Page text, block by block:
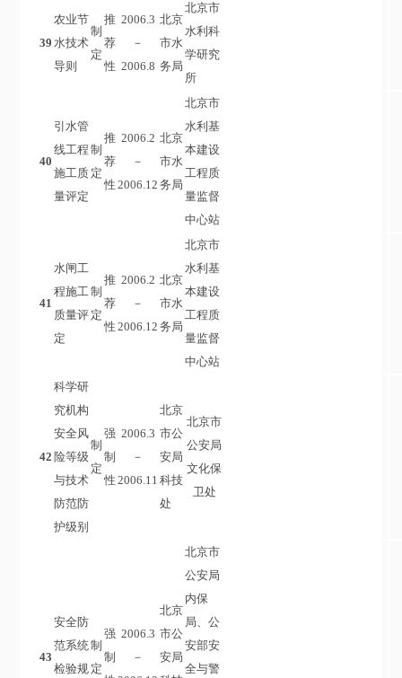
39
农业节
水技术
导则
制
定
推
荐
性
2006.3
－
2006.8
北京
市水
务局
北京市
水利科
学研究
所
40
引水管
线工程
施工质
量评定
制
定
推
荐
性
2006.2
－
2006.12
北京
市水
务局
北京市
水利基
本建设
工程质
量监督
中心站
41
水闸工
程施工
质量评
定
制
定
推
荐
性
2006.2
－
2006.12
北京
市水
务局
北京市
水利基
本建设
工程质
量监督
中心站
42
科学研
究机构
安全风
险等级
与技术
防范防
护级别
制
定
强
制
性
2006.3
－
2006.11
北京
市公
安局
科技
处
北京市
公安局
文化保
卫处
43
安全防
范系统
检验规
制
定
强
制
2006.3
－
北京
市公
安局
北京市
公安局
内保
局、公
安部安
全与警